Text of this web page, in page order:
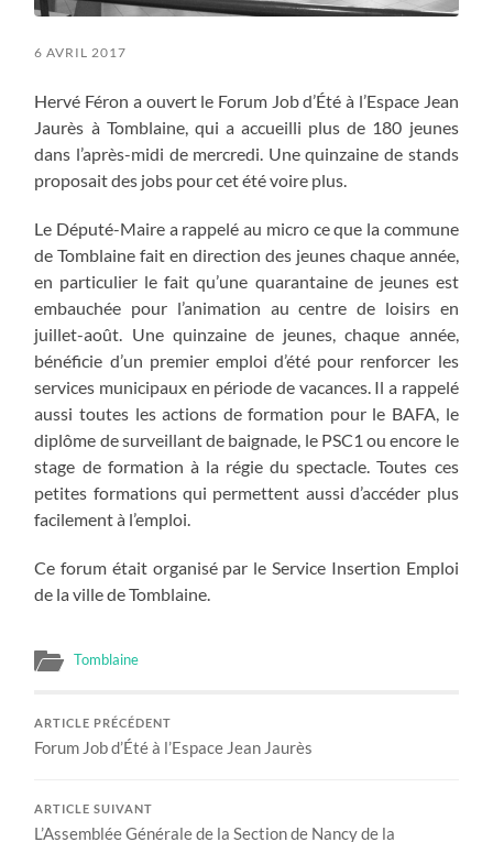
6 AVRIL 2017
Hervé Féron a ouvert le Forum Job d’Été à l’Espace Jean
Jaurès à Tomblaine, qui a accueilli plus de 180 jeunes
dans l’après-midi de mercredi. Une quinzaine de stands
proposait des jobs pour cet été voire plus.
Le Député-Maire a rappelé au micro ce que la commune
de Tomblaine fait en direction des jeunes chaque année,
en particulier le fait qu’une quarantaine de jeunes est
embauchée pour l’animation au centre de loisirs en
juillet-août. Une quinzaine de jeunes, chaque année,
bénéficie d’un premier emploi d’été pour renforcer les
services municipaux en période de vacances. Il a rappelé
aussi toutes les actions de formation pour le BAFA, le
diplôme de surveillant de baignade, le PSC1 ou encore le
stage de formation à la régie du spectacle. Toutes ces
petites formations qui permettent aussi d’accéder plus
facilement à l’emploi.
Ce forum était organisé par le Service Insertion Emploi
de la ville de Tomblaine.
Tomblaine
ARTICLE PRÉCÉDENT
Forum Job d’Été à l’Espace Jean Jaurès
ARTICLE SUIVANT
L’Assemblée Générale de la Section de Nancy de la